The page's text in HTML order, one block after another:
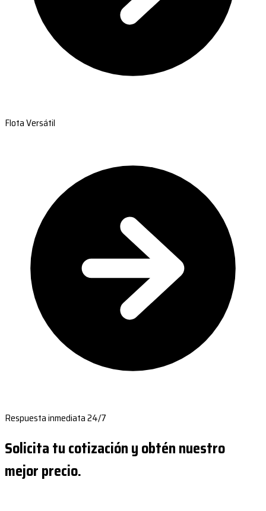
Flota Versátil
Respuesta inmediata 24/7
Solicita tu cotización y obtén nuestro
mejor precio.